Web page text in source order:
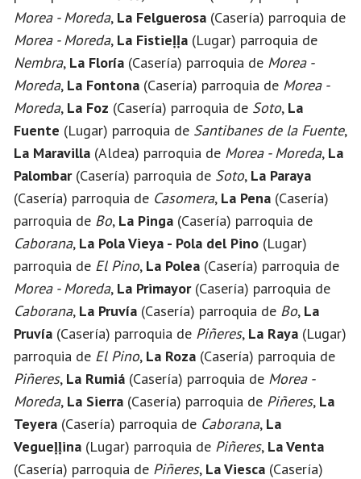
Morea - Moreda, La Felguerosa (Casería) parroquia de
Morea - Moreda, La Fistieḷḷa (Lugar) parroquia de
Nembra, La Floría (Casería) parroquia de Morea -
Moreda, La Fontona (Casería) parroquia de Morea -
Moreda, La Foz (Casería) parroquia de Soto, La
Fuente (Lugar) parroquia de Santibanes de la Fuente,
La Maravilla (Aldea) parroquia de Morea - Moreda, La
Palombar(Casería) parroquia de Soto, La Paraya
(Casería) parroquia de Casomera, La Pena (Casería)
parroquia de Bo, La Pinga (Casería) parroquia de
Caborana, La Pola Vieya - Pola del Pino (Lugar)
parroquia de El Pino, La Polea (Casería) parroquia de
Morea - Moreda, La Primayor(Casería) parroquia de
Caborana, La Pruvía (Casería) parroquia de Bo, La
Pruvía (Casería) parroquia de Piñeres, La Raya (Lugar)
parroquia de El Pino, La Roza (Casería) parroquia de
Piñeres, La Rumiá (Casería) parroquia de Morea -
Moreda, La Sierra (Casería) parroquia de Piñeres, La
Teyera (Casería) parroquia de Caborana, La
Vegueḷḷina (Lugar) parroquia de Piñeres, La Venta
(Casería) parroquia de Piñeres, La Viesca (Casería)